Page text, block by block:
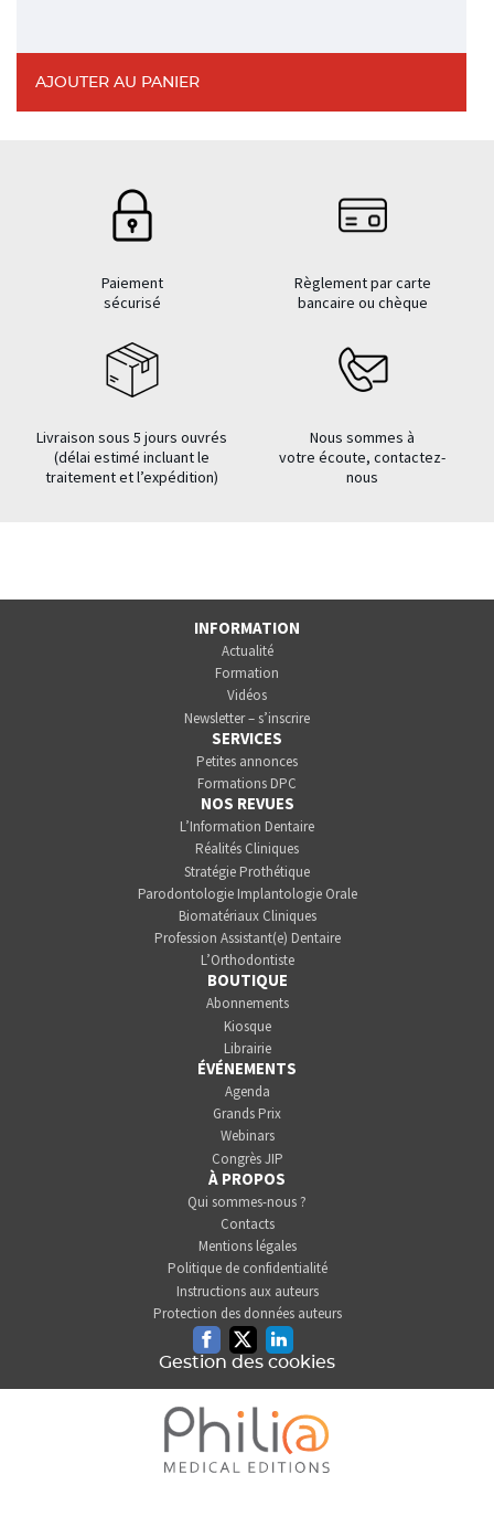
AJOUTER AU PANIER
Paiement
sécurisé
Règlement par carte
bancaire ou chèque
Livraison sous 5 jours ouvrés
(délai estimé incluant le
traitement et l’expédition)
Nous sommes à
votre écoute, contactez-
nous
INFORMATION
Actualité
Formation
Vidéos
Newsletter – s’inscrire
SERVICES
Petites annonces
Formations DPC
NOS REVUES
L’Information Dentaire
Réalités Cliniques
Stratégie Prothétique
Parodontologie Implantologie Orale
Biomatériaux Cliniques
Profession Assistant(e) Dentaire
L’Orthodontiste
BOUTIQUE
Abonnements
Kiosque
Librairie
ÉVÉNEMENTS
Agenda
Grands Prix
Webinars
Congrès JIP
À PROPOS
Qui sommes-nous ?
Contacts
Mentions légales
Politique de confidentialité
Instructions aux auteurs
Protection des données auteurs
FacebookTwitterLinkedin
Gestion des cookies